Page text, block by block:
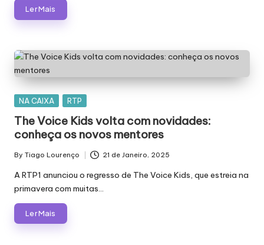
Ler Mais
Posted
NA CAIXA RTP
The Voice Kids volta com novidades:
conheça os novos mentores
Posted
by
By Tiago Lourenço 21 de Janeiro, 2025
A RTP1 anunciou o regresso de The Voice Kids, que estreia na
primavera com muitas…
Ler Mais